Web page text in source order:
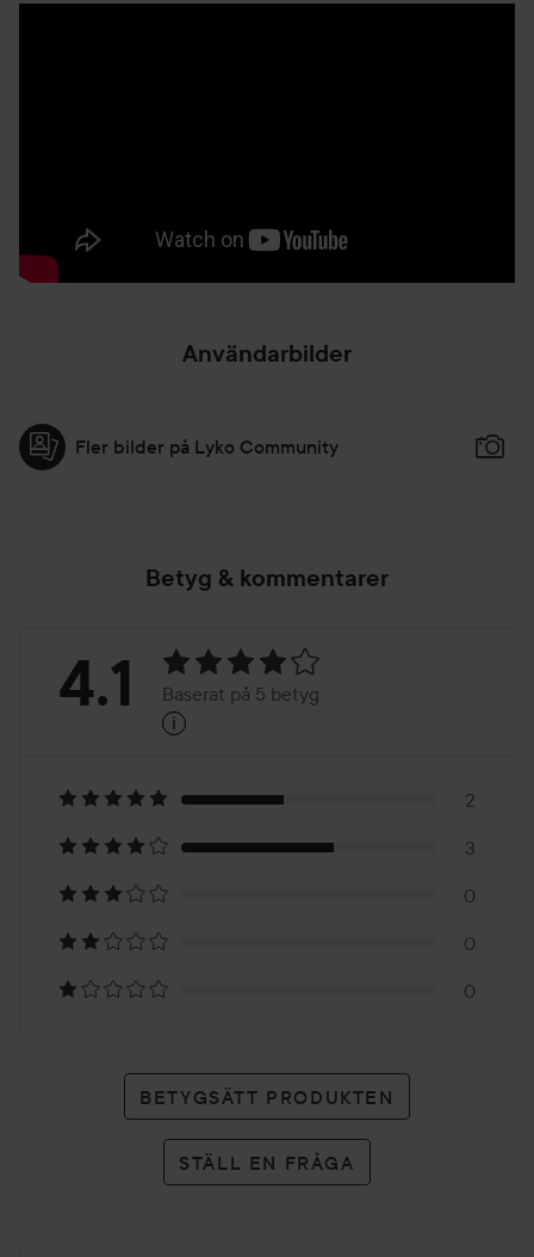
Användarbilder
Fler bilder på Lyko Community
Betyg & kommentarer
Betyg:
Baserat
på
5
betyg
4.1 Baserat på 5 betyg
i
2
3
0
0
0
BETYGSÄTT PRODUKTEN
STÄLL EN FRÅGA